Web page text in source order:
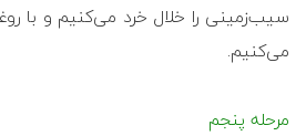
سیب‌زمینی را خلال خرد می‌کنیم و با
می‌کنیم.
مرحله پنجم